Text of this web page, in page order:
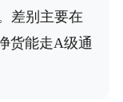
差别主要在
货能走A级通